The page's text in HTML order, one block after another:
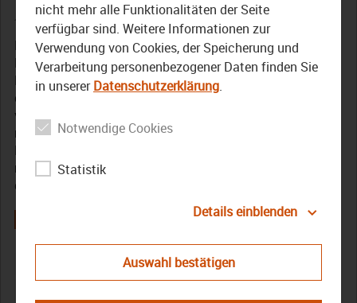
28. August 2025
Die „Gesellschaft zur Erhaltung alter und gefährdeter
Haustierrassen“ wählt jedes Jahr die „gefährdete
Nutztierrasse des Jahres“. Dieses Jahr ist das das
deutsche Gelbvieh. Früher war diese alte Rinderrasse weit
verbreitet – vor allem in Oberfranken. Heute gibt es nur
noch rund 1.200 Tiere in ganz Deutschland. An den
Landwirtschaftlichen Lehranstalten in Bayreuth gibt es
noch eine Herde. Dort wird das Gelbvieh seit 20 Jahren
gezüchtet und erforscht.
Landwirtschaft Landwirtschaftliche Lehranstalten
nicht mehr alle Funktionalitäten der Seite
verfügbar sind. Weitere Informationen zur
Verwendung von Cookies, der Speicherung und
Verarbeitung personenbezogener Daten finden Sie
in unsererDatenschutzerklärung.
Notwendige Cookies
Statistik
Details einblenden
Auswahl bestätigen